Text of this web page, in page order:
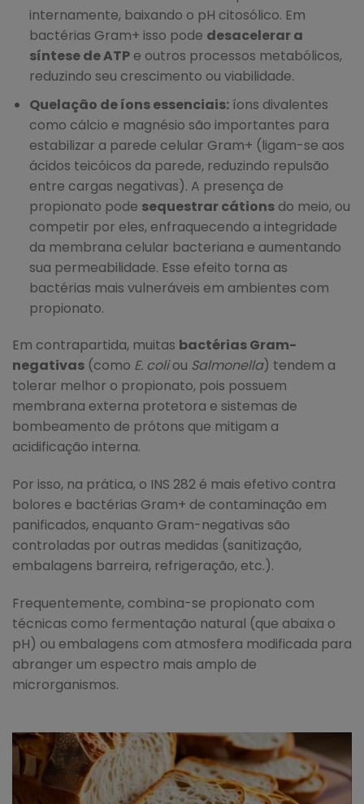
internamente, baixando o pH citosólico. Em
bactérias Gram+ isso pode desacelerar a
síntese de ATPe outros processos metabólicos,
reduzindo seu crescimento ou viabilidade.
Quelação de íons essenciais:íons divalentes
como cálcio e magnésio são importantes para
estabilizar a parede celular Gram+ (ligam-se aos
ácidos teicóicos da parede, reduzindo repulsão
entre cargas negativas). A presença de
propionato pode sequestrar cátionsdo meio, ou
competir por eles, enfraquecendo a integridade
da membrana celular bacteriana e aumentando
sua permeabilidade. Esse efeito torna as
bactérias mais vulneráveis em ambientes com
propionato.
Em contrapartida, muitas bactérias Gram-
negativas (como E. coliou Salmonella) tendem a
tolerar melhor o propionato, pois possuem
membrana externa protetora e sistemas de
bombeamento de prótons que mitigam a
acidificação interna.
Por isso, na prática, o INS 282 é mais efetivo contra
bolores e bactérias Gram+ de contaminação em
panificados, enquanto Gram-negativas são
controladas por outras medidas (sanitização,
embalagens barreira, refrigeração, etc.).
Frequentemente, combina-se propionato com
técnicas como fermentação natural (que abaixa o
pH) ou embalagens com atmosfera modificada para
abranger um espectro mais amplo de
microrganismos.